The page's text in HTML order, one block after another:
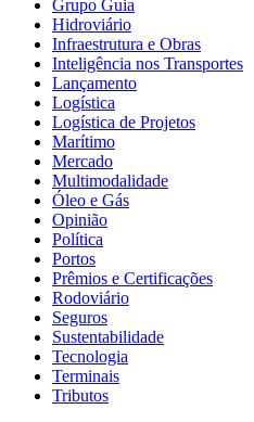
Grupo Guia
Hidroviário
Infraestrutura e Obras
Inteligência nos Transportes
Lançamento
Logística
Logística de Projetos
Marítimo
Mercado
Multimodalidade
Óleo e Gás
Opinião
Política
Portos
Prêmios e Certificações
Rodoviário
Seguros
Sustentabilidade
Tecnologia
Terminais
Tributos